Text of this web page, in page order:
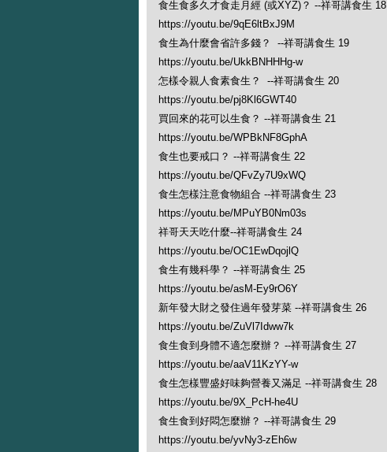
食生食多久才食走月經 (或XYZ)？ --祥哥講食生 18
https://youtu.be/9qE6ltBxJ9M
食生為什麼會省許多錢？ --祥哥講食生 19
https://youtu.be/UkkBNHHHg-w
怎樣令親人食素食生？ --祥哥講食生 20
https://youtu.be/pj8Kl6GWT40
買回來的花可以生食？ --祥哥講食生 21
https://youtu.be/WPBkNF8GphA
食生也要戒口？ --祥哥講食生 22
https://youtu.be/QFvZy7U9xWQ
食生怎樣注意食物組合 --祥哥講食生 23
https://youtu.be/MPuYB0Nm03s
祥哥天天吃什麼--祥哥講食生 24
https://youtu.be/OC1EwDqojlQ
食生有幾科學？ --祥哥講食生 25
https://youtu.be/asM-Ey9rO6Y
新年發大財之發住過年發芽菜 --祥哥講食生 26
https://youtu.be/ZuVl7Idww7k
食生食到身體不適怎麼辦？ --祥哥講食生 27
https://youtu.be/aaV11KzYY-w
食生怎樣豐盛好味夠營養又滿足 --祥哥講食生 28
https://youtu.be/9X_PcH-he4U
食生食到好悶怎麼辦？ --祥哥講食生 29
https://youtu.be/yvNy3-zEh6w